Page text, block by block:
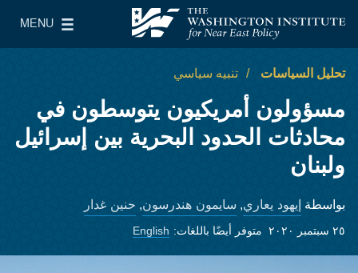
معهد واشنطن لسياسات الشرق الأدنى
MENU
Main Menu
تحليل السياسات تنبيه سياسي
مسؤولون أمريكيون يتوسطون في
محادثات الحدود البحرية بين إسرائيل
ولبنان
بواسطة إيهود يعاري, سايمون هندرسون, حنين غدار
٢٥ سبتمبر ٢٠٢٠ متوفر أيضًا باللغات: English